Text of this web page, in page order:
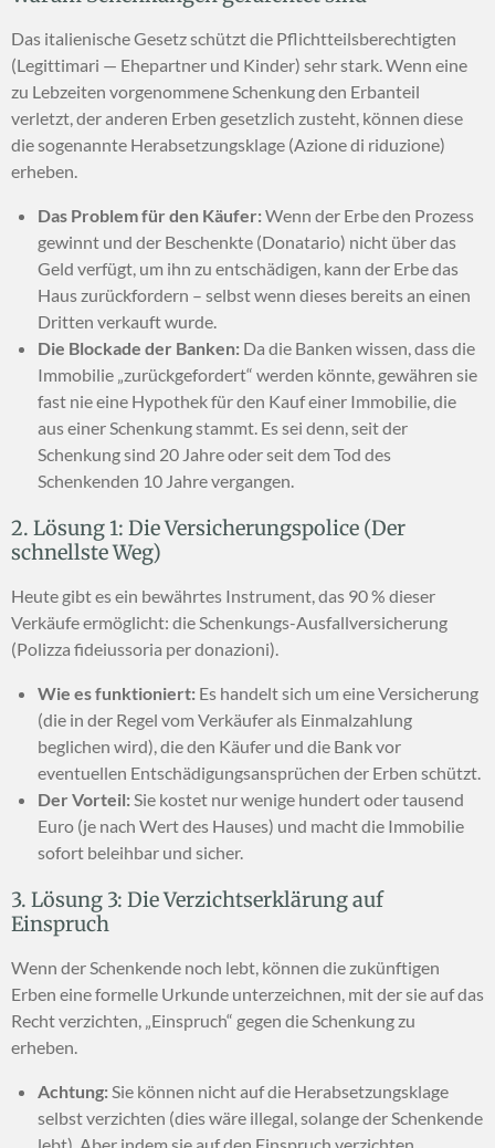
Das italienische Gesetz schützt die Pflichtteilsberechtigten
(Legittimari — Ehepartner und Kinder) sehr stark. Wenn eine
zu Lebzeiten vorgenommene Schenkung den Erbanteil
verletzt, der anderen Erben gesetzlich zusteht, können diese
die sogenannte Herabsetzungsklage (Azione di riduzione)
erheben.
Das Problem für den Käufer:Wenn der Erbe den Prozess
gewinnt und der Beschenkte (Donatario) nicht über das
Geld verfügt, um ihn zu entschädigen, kann der Erbe das
Haus zurückfordern – selbst wenn dieses bereits an einen
Dritten verkauft wurde.
Die Blockade der Banken: Da die Banken wissen, dass die
Immobilie „zurückgefordert“ werden könnte, gewähren sie
fast nie eine Hypothek für den Kauf einer Immobilie, die
aus einer Schenkung stammt. Es sei denn, seit der
Schenkung sind 20 Jahre oder seit dem Tod des
Schenkenden 10 Jahre vergangen.
2. Lösung 1: Die Versicherungspolice (Der
schnellste Weg)
Heute gibt es ein bewährtes Instrument, das 90 % dieser
Verkäufe ermöglicht: die Schenkungs-Ausfallversicherung
(Polizza fideiussoria per donazioni).
Wie es funktioniert: Es handelt sich um eine Versicherung
(die in der Regel vom Verkäufer als Einmalzahlung
beglichen wird), die den Käufer und die Bank vor
eventuellen Entschädigungsansprüchen der Erben schützt.
Der Vorteil:Sie kostet nur wenige hundert oder tausend
Euro (je nach Wert des Hauses) und macht die Immobilie
sofort beleihbar und sicher.
3. Lösung 3: Die Verzichtserklärung auf
Einspruch
Wenn der Schenkende noch lebt, können die zukünftigen
Erben eine formelle Urkunde unterzeichnen, mit der sie auf das
Recht verzichten, „Einspruch“ gegen die Schenkung zu
erheben.
Achtung:Sie können nicht auf die Herabsetzungsklage
selbst verzichten (dies wäre illegal, solange der Schenkende